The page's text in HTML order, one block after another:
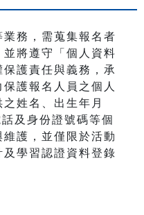
務，需蒐集報名者
將遵守「個人資料
護責任與義務，承
護報名人員之個人
姓名、出生年月
及身份證號碼等個
護，並僅限於活動
學習認證資料登錄